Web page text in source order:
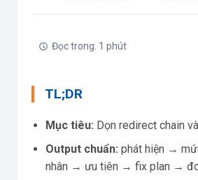
Đọc trong: 1 phút
TL;DR
Mục tiêu: Dọn redirect chain
Output chuẩn: phát hiện →
nhân → ưu tiên → fix plan →